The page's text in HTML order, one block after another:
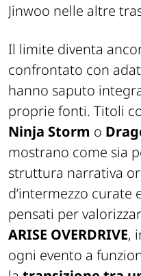
Jinwoo nelle altre
Il limite diventa
confrontato con
hanno saputo
proprie fonti. Titoli
Ninja Storm o
mostrano come sia
struttura narrativa
d’intermezzo curate
pensati per
ARISE OVERDRIVE,
ogni evento a